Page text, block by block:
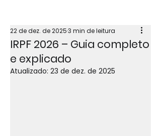
IRPF 2026 – Guia completo
e explicado
22 de dez. de 20253 min de leitura
Atualizado: 23 de dez. de 2025